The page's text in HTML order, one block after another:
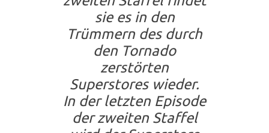
sie es in den
Trümmern des durch
den Tornado
zerstörten
Superstores wieder.
In der letzten Episode
der zweiten Staffel